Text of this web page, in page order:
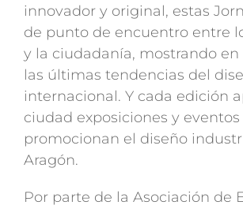
innovador y original, estas
de punto de encuentro entre
y la ciudadanía, mostrando en
las últimas tendencias del
internacional. Y cada edición
ciudad exposiciones y
promocionan el diseño
Aragón.
Por parte de la Asociación de